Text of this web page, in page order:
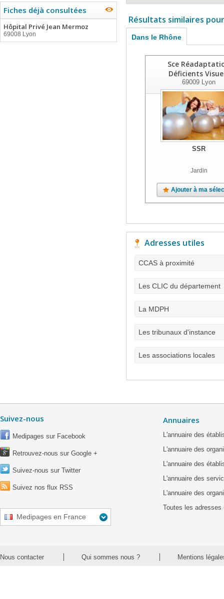
Fiches déjà consultées
Hôpital Privé Jean Mermoz
69008 Lyon
Résultats similaires
Dans le Rhône
Sce
Déficients
69009 Lyon
SSR
Jardin
Ajouter à ma
Adresses utiles
CCAS à proximité
Les CLIC du département
La MDPH
Les tribunaux d'instance
Les associations locales
Suivez-nous
Medipages sur Facebook
Retrouvez-nous sur Google +
Suivez-nous sur Twitter
Suivez nos flux RSS
Medipages en France
Annuaires
L'annuaire des
L'annuaire des
L'annuaire des
L'annuaire des
L'annuaire des
Toutes les adresses
Nous contacter Qui sommes nous ? Mentions